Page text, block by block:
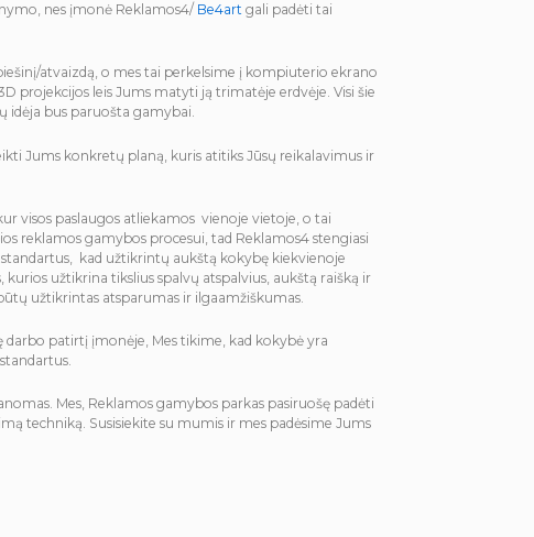
nes įmonė Reklamos4/ Be4art gali padėti tai
atvaizdą, o mes tai perkelsime į kompiuterio ekrano
projekcijos leis Jums matyti ją trimatėje erdvėje. Visi šie
idėja bus paruošta gamybai.
Jums konkretų planą, kuris atitiks Jūsų reikalavimus ir
visos paslaugos atliekamos vienoje vietoje, o tai
reklamos gamybos procesui, tad Reklamos4 stengiasi
kad užtikrintų aukštą kokybę kiekvienoje
užtikrina tikslius spalvų atspalvius, aukštą raišką ir
užtikrintas atsparumas ir ilgaamžiškumas.
patirtį įmonėje, Mes tikime, kad kokybė yra
Mes, Reklamos gamybos parkas pasiruošę padėti
techniką. Susisiekite su mumis ir mes padėsime Jums